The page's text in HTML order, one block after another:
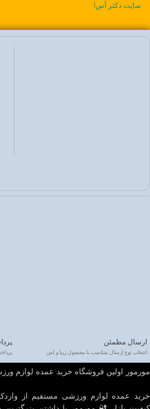
سایت دکتر آس!
ارسال مطمئن
انتخاب نوع ارسال متناسب با محصول زیبا و امن
مورمور اولین فروشگاه خرید عمده لوازم
خرید عمده لوازم ورزشی مستقیم از